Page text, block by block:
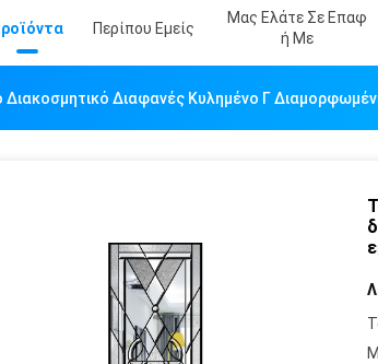
Περίπου Εμείς
Μας Ελάτε Σε Επαφ
Ή Με
Διακοσμητικό Διαφανές Κυλημένο Γ